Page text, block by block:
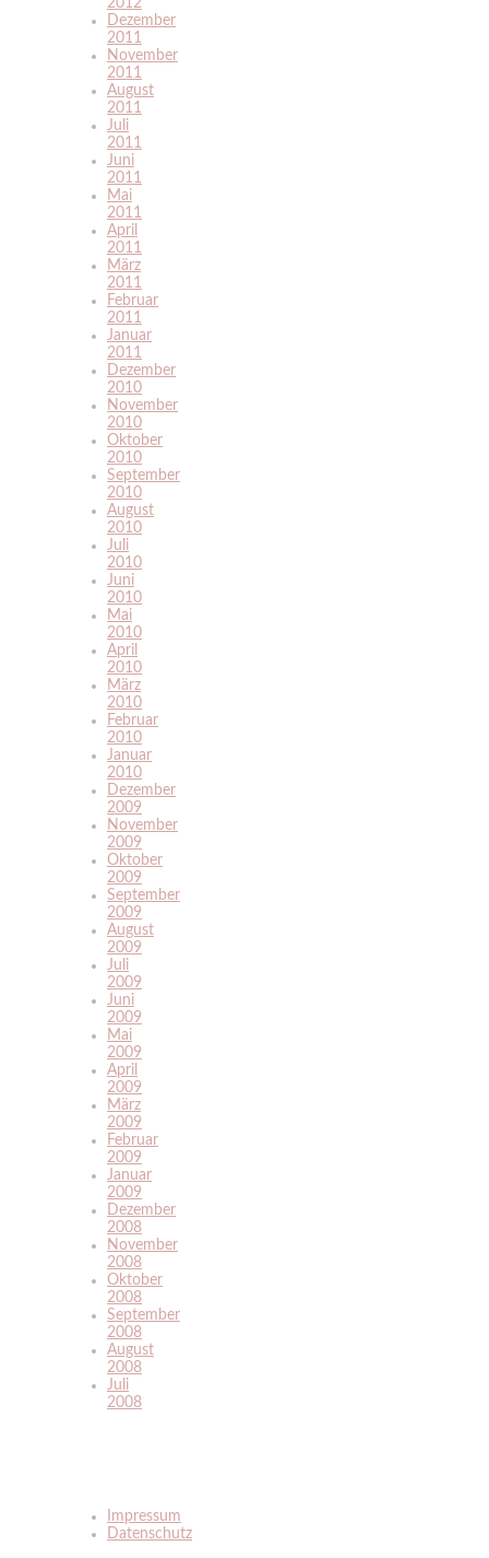
2012
Dezember
2011
November
2011
August
2011
Juli
2011
Juni
2011
Mai
2011
April
2011
März
2011
Februar
2011
Januar
2011
Dezember
2010
November
2010
Oktober
2010
September
2010
August
2010
Juli
2010
Juni
2010
Mai
2010
April
2010
März
2010
Februar
2010
Januar
2010
Dezember
2009
November
2009
Oktober
2009
September
2009
August
2009
Juli
2009
Juni
2009
Mai
2009
April
2009
März
2009
Februar
2009
Januar
2009
Dezember
2008
November
2008
Oktober
2008
September
2008
August
2008
Juli
2008
Impressum
Datenschutz